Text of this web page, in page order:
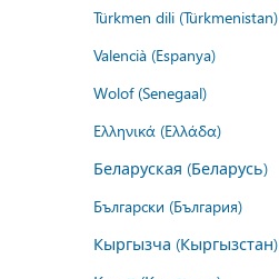
Türkmen dili (Türkmenistan)
Valencià (Espanya)
Wolof (Senegaal)
Ελληνικά (Ελλάδα)
Беларуская (Беларусь)
Български (България)
Кыргызча (Кыргызстан)